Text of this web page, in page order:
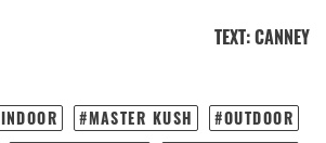
TEXT:CANNEY
INDOOR MASTER KUSH
OUTDOOR